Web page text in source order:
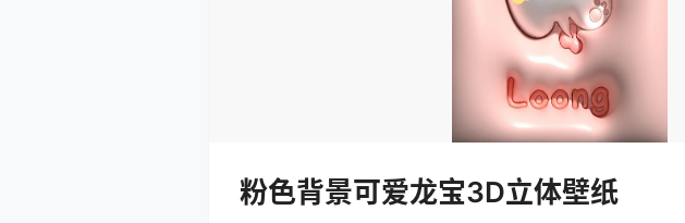
粉色背景可爱龙宝3D立体壁纸